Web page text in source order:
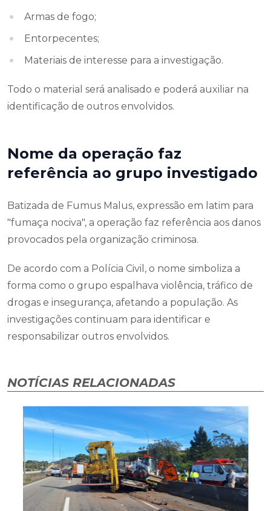
Armas de fogo;
Entorpecentes;
Materiais de interesse para a investigação.
Todo o material será analisado e poderá auxiliar na
identificação de outros envolvidos.
Nome da operação faz
referência ao grupo investigado
Batizada de Fumus Malus, expressão em latim para
"fumaça nociva", a operação faz referência aos danos
provocados pela organização criminosa.
De acordo com a Polícia Civil, o nome simboliza a
forma como o grupo espalhava violência, tráfico de
drogas e insegurança, afetando a população. As
investigações continuam para identificar e
responsabilizar outros envolvidos.
NOTÍCIAS RELACIONADAS